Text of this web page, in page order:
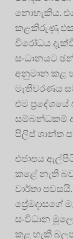
නොහැකිය.
කළකිරුණු
විරෝධය
සංධානයට
අනුමාන කළ
මැතිවරණය
එම
සම්බන්ධකම්
පිලිප් ශාන්ත
එජාපය
කළේ නැති
වාර්තා
ප්‍රේමදාසගේ
සංවිධාන
කළ හැකි